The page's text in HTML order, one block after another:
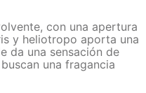
con una apertura
y heliotropo aporta una
da una sensación de
una fragancia